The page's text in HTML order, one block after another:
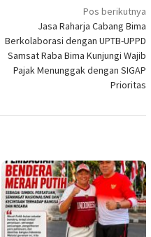
Pos berikutnya
Jasa Raharja Cabang Bima
Berkolaborasi dengan UPTB-UPPD
Samsat Raba Bima Kunjungi Wajib
Pajak Menunggak dengan SIGAP
Prioritas